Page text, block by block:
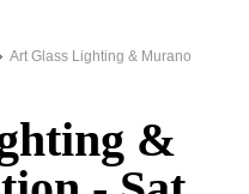
Art Glass Lighting & Murano
&